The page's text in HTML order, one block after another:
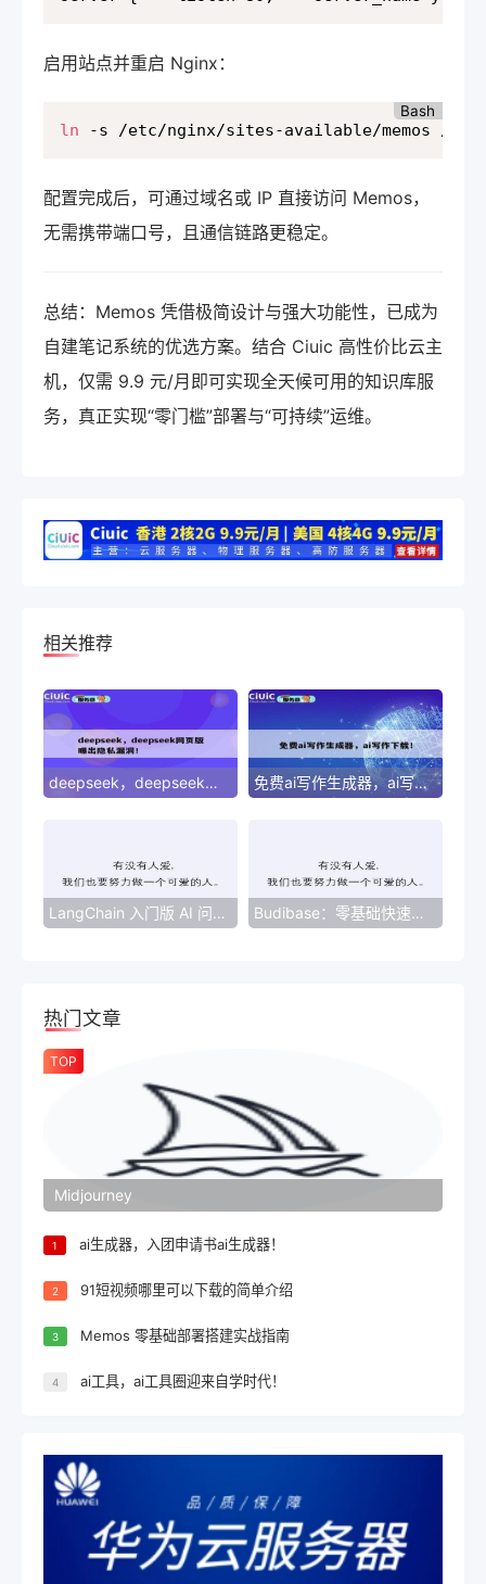
启用站点并重启 Nginx：
Bash
ln -s /etc/nginx/sites-available/memos /
配置完成后，可通过域名或 IP 直接访问 Memos，
无需携带端口号，且通信链路更稳定。
总结：Memos 凭借极简设计与强大功能性，已成为
自建笔记系统的优选方案。结合 Ciuic 高性价比云主
机，仅需 9.9 元/月即可实现全天候可用的知识库服
务，真正实现“零门槛”部署与“可持续”运维。
相关推荐
deepseek，deepseek网页版曝出隐私漏洞！ 免费ai写作生成器，ai写作下载！
LangChain 入门版 AI 问答助手零基础部署指南（技术向） Budibase：零基础快速构建企业级应用的低代码利器
热门文章
TOP
Midjourney
1 ai生成器，入团申请书ai生成器！
2 91短视频哪里可以下载的简单介绍
3 Memos 零基础部署搭建实战指南
4 ai工具，ai工具圈迎来自学时代！